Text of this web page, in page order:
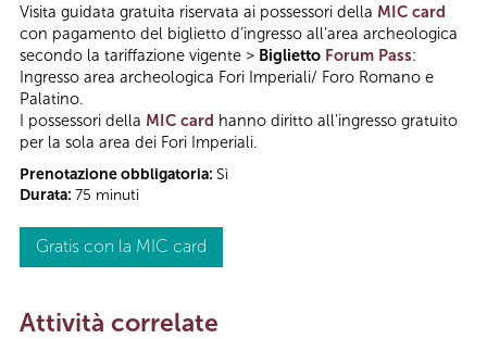
Visita guidata gratuita riservata ai possessori della MIC card
con pagamento del biglietto d’ingresso all’area archeologica
secondo la tariffazione vigente > Biglietto Forum Pass:
Ingresso area archeologica Fori Imperiali/ Foro Romano e
Palatino.
I possessori della MIC card hanno diritto all'ingresso gratuito
per la sola area dei Fori Imperiali.
Prenotazione obbligatoria: Sì
Durata: 75 minuti
Gratis con la MIC card
Attività correlate